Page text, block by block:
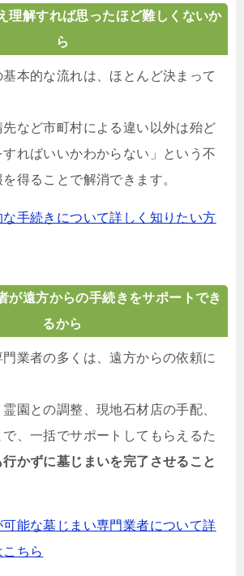
理解すれば思ったほど難しくないか
ら
本的な流れは、ほとんど決まって
など市町村による違い以外は殆ど
ればいいかわからない」という不
得ることで解消できます。
手続きについて詳しく知りたい方
が遠方からの手続きをサポートでき
るから
業者の多くは、遠方からの依頼に
園との調整、現地石材店の手配、
、一括でサポートしてもらえるた
かずに墓じまいを完了させること
能な墓じまい専門業者について詳
ちら